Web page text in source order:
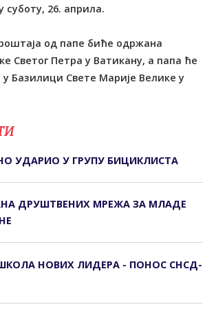
26. априла.
од папе биће одржана
Светог Петра у Ватикану, а папа ће
Базилици Свете Марије Велике у
УДАРИО У ГРУПУ БИЦИКЛИСТА
ДРУШТВЕНИХ МРЕЖА ЗА МЛАДЕ
НОВИХ ЛИДЕРА - ПОНОС СНСД-